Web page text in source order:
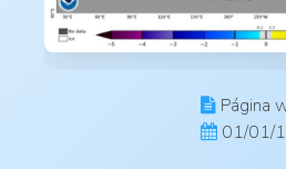
Página
01/01/